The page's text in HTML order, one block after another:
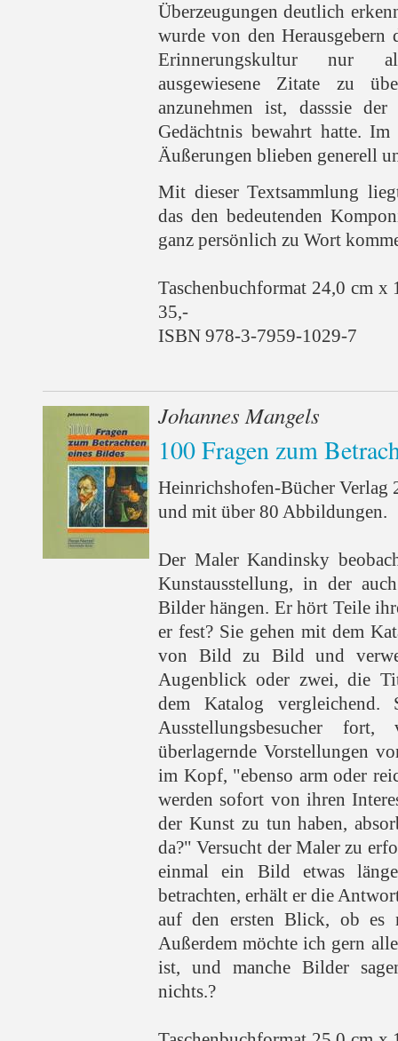
Überzeugungen deutlich
wurde von den Herausgebern
Erinnerungskultur nur
ausgewiesene Zitate zu
anzunehmen ist, dasssie
Gedächtnis bewahrt hatte.
Äußerungen blieben generell
Mit dieser Textsammlung
das den bedeutenden
ganz persönlich zu Wort
Taschenbuchformat 24,0 cm
35,-
ISBN 978-3-7959-1029-7
Johannes Mangels
100 Fragen zum
Heinrichshofen-Bücher Verlag
und mit über 80 Abbildungen.
Der Maler Kandinsky
Kunstausstellung, in der
Bilder hängen. Er hört Teile
er fest? Sie gehen mit dem
von Bild zu Bild und
Augenblick oder zwei, die
dem Katalog vergleichend.
Ausstellungsbesucher fort,
überlagernde Vorstellungen
im Kopf, "ebenso arm oder
werden sofort von ihren
der Kunst zu tun haben,
da?" Versucht der Maler zu
einmal ein Bild etwas
betrachten, erhält er die
auf den ersten Blick, ob es
Außerdem möchte ich gern
ist, und manche Bilder
nichts.?